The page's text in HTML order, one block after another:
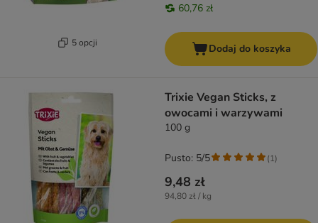
5 opcji
60,76 zł
Dodaj do koszyka
Trixie Vegan Sticks, z
owocami i warzywami
100 g
9,48 zł
94,80 zł / kg
Pusto: 5/5 (1)